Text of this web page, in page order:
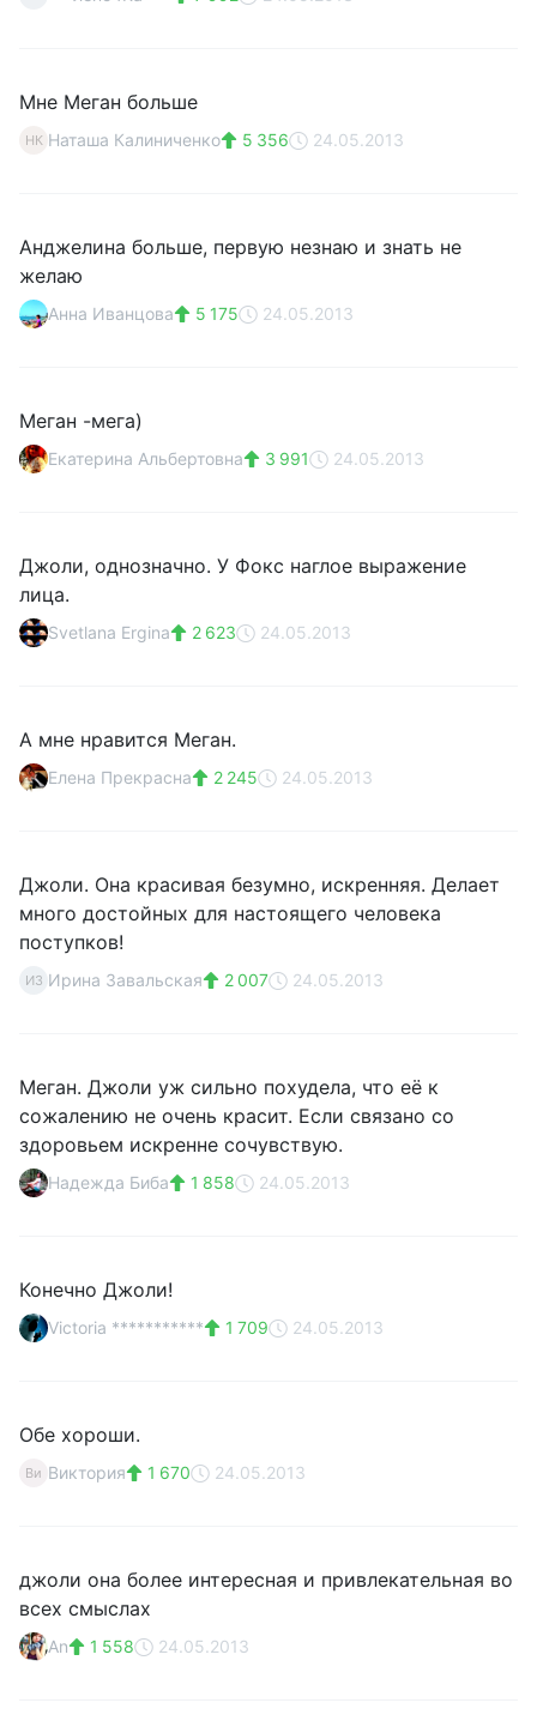
Мне Меган больше
НК Наташа Калиниченко 5 356 24.05.2013
Анджелина больше, первую незнаю и знать не
желаю
Анна Иванцова 5 175 24.05.2013
Меган -мега)
Екатерина Альбертовна 3 991 24.05.2013
Джоли, однозначно. У Фокс наглое выражение
лица.
Svetlana Ergina 2 623 24.05.2013
А мне нравится Меган.
Елена Прекрасна 2 245 24.05.2013
Джоли. Она красивая безумно, искренняя. Делает
много достойных для настоящего человека
поступков!
ИЗ Ирина Завальская 2 007 24.05.2013
Меган. Джоли уж сильно похудела, что её к
сожалению не очень красит. Если связано со
здоровьем искренне сочувствую.
Надежда Биба 1 858 24.05.2013
Конечно Джоли!
Victoria *********** 1 709 24.05.2013
Обе хороши.
Ви Виктория 1 670 24.05.2013
джоли она более интересная и привлекательная во
всех смыслах
An 1 558 24.05.2013